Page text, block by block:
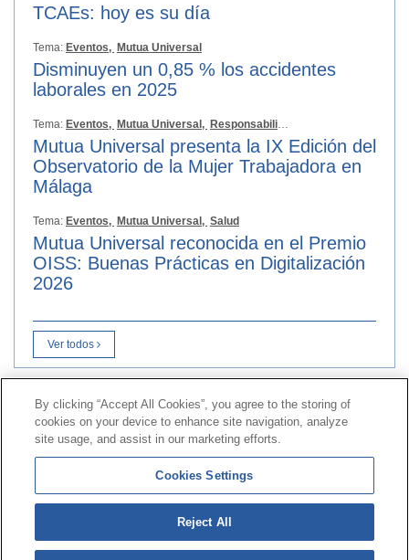
TCAEs: hoy es su día
Tema: Eventos, Mutua Universal
Disminuyen un 0,85 % los accidentes
laborales en 2025
Tema: Eventos, Mutua Universal, Responsabilidad Social
Mutua Universal presenta la IX Edición del
Observatorio de la Mujer Trabajadora en
Málaga
Tema: Eventos, Mutua Universal, Salud
Mutua Universal reconocida en el Premio
OISS: Buenas Prácticas en Digitalización
2026
Ver todos
Contacto|Perfil do contratante|Reclamacións
Liña Universal 900 203 203
|
Zona Privada Comisión de
Prestacións Especiais|Zona Privada Provedor Sanitario
© Mutua Universal 2026| Mapa do sitio | Aviso legal |
Política de Protección de Datos
cookies
By clicking “Accept All Cookies”, you agree to the storing of
cookies on your device to enhance site navigation, analyze
site usage, and assist in our marketing efforts.
Cookies Settings
Reject All